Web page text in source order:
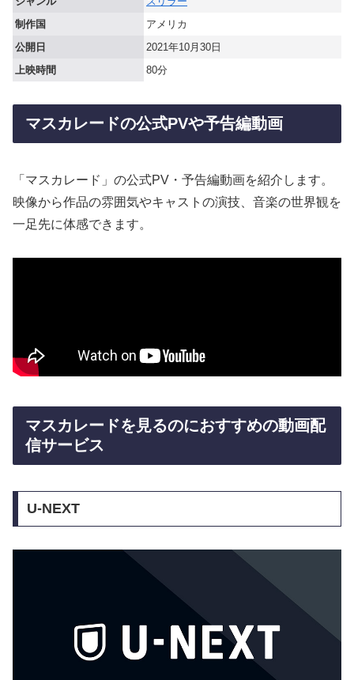
制作国
アメリカ
公開日
2021年10月30日
上映時間
80分
マスカレードの公式PVや予告編動画
「マスカレード」の公式PV・予告編動画を紹介します。
映像から作品の雰囲気やキャストの演技、音楽の世界観を
一足先に体感できます。
マスカレードを見るのにおすすめの動画配
信サービス
U-NEXT